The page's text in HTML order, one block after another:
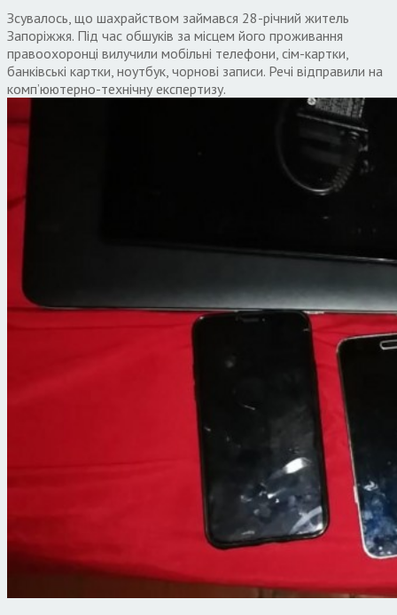
Зсувалось, що шахрайством займався 28-річний житель
Запоріжжя. Під час обшуків за місцем його проживання
правоохоронці вилучили мобільні телефони, сім-картки,
банківські картки, ноутбук, чорнові записи. Речі відправили на
комп’юютерно-технічну експертизу.